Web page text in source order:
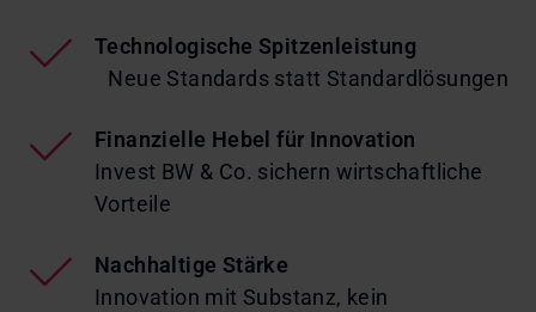
Technologische Spitzenleistung
Neue Standards statt Standardlösungen
Finanzielle Hebel für Innovation
Invest BW & Co. sichern wirtschaftliche
Vorteile
Nachhaltige Stärke
Innovation mit Substanz, kein